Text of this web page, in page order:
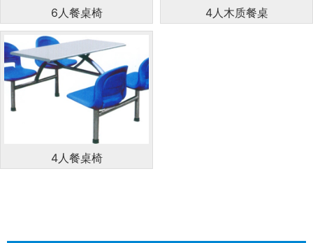
6人餐桌椅 4人木质餐桌
4人餐桌椅